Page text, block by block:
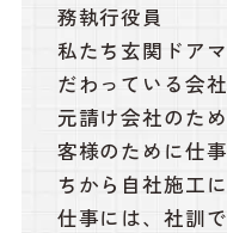
務執行役員
私たち玄関ドア
だわっている会社
元請け会社のた
客様のために仕
ちから自社施工
仕事には、社訓